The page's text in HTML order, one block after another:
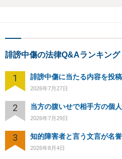
誹謗中傷の法律Q&Aランキング
1
2026年7月27日
2
2026年7月29日
3
2026年8月4日